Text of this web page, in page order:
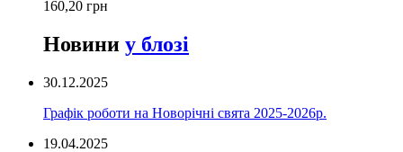
160,20 грн
Новини у блозі
30.12.2025
Графік роботи на Новорічні свята 2025-2026р.
19.04.2025